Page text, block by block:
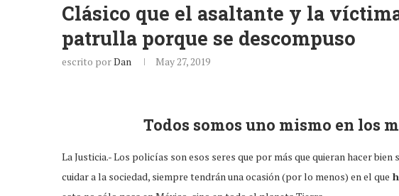
Clásico que el asaltante y la
patrulla porque se descompuso
escrito porDan May 27, 2019
Todos somos uno mismo en los
La Justicia.- Los policías son esos seres que por más que quieran hacer
cuidar a la sociedad, siempre tendrán una ocasión (por lo menos) en el que